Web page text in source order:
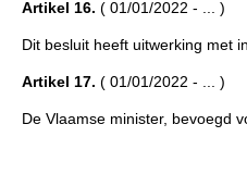
Artikel 16. ( 01/01/2022 - ... )
Dit besluit heeft uitwerking met
Artikel 17. ( 01/01/2022 - ... )
De Vlaamse minister, bevoegd